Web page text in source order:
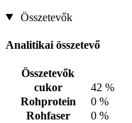
Összetevők
Analitikai összetevő
Összetevők
cukor
42 %
Rohprotein
0 %
Rohfaser
0 %